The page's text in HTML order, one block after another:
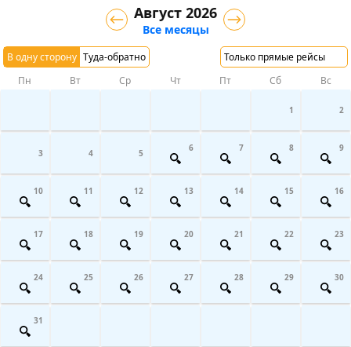
В одну сторону Туда-обратно Только прямые рейсы
Август 2026
Все месяцы
Пн Вт Ср Чт Пт Сб Вс
1 2
3 4 5 6 7 8 9
10 11 12 13 14 15 16
17 18 19 20 21 22 23
24 25 26 27 28 29 30
31